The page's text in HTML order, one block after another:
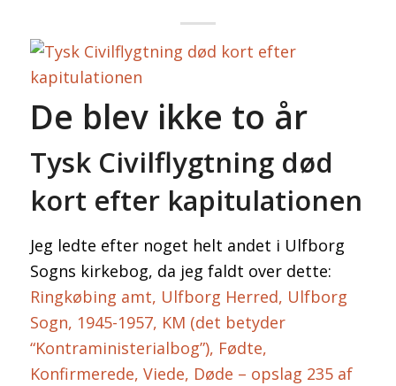
De blev ikke to år
Tysk Civilflygtning død
kort efter kapitulationen
Jeg ledte efter noget helt andet i Ulfborg
Sogns kirkebog, da jeg faldt over dette:
Ringkøbing amt, Ulfborg Herred, Ulfborg
Sogn, 1945-1957, KM (det betyder
“Kontraministerialbog”), Fødte,
Konfirmerede, Viede, Døde – opslag 235 af